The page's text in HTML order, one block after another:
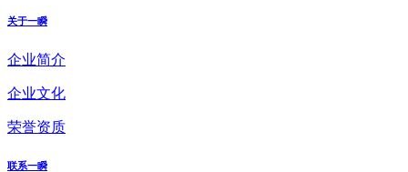
关于一瞬
企业简介
企业文化
荣誉资质
联系一瞬